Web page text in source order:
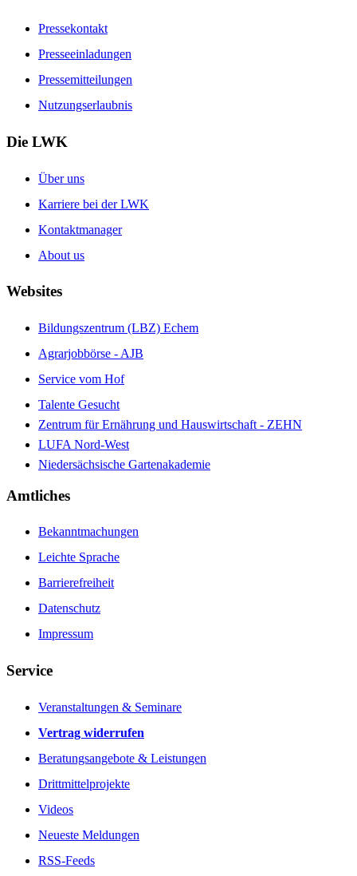
Pressekontakt
Presseeinladungen
Pressemitteilungen
Nutzungserlaubnis
Die LWK
Über uns
Karriere bei der LWK
Kontaktmanager
About us
Websites
Bildungszentrum (LBZ) Echem
Agrarjobbörse - AJB
Service vom Hof
Talente Gesucht
Zentrum für Ernährung und Hauswirtschaft - ZEHN
LUFA Nord-West
Niedersächsische Gartenakademie
Amtliches
Bekanntmachungen
Leichte Sprache
Barrierefreiheit
Datenschutz
Impressum
Service
Veranstaltungen & Seminare
Vertrag widerrufen
Beratungsangebote & Leistungen
Drittmittelprojekte
Videos
Neueste Meldungen
RSS-Feeds